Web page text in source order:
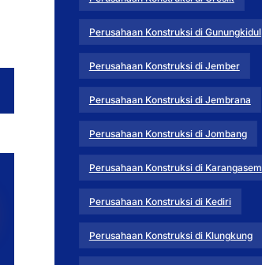
Perusahaan Konstruksi di Gunungkidul
Perusahaan Konstruksi di Jember
Perusahaan Konstruksi di Jembrana
Perusahaan Konstruksi di Jombang
Perusahaan Konstruksi di Karangasem
Perusahaan Konstruksi di Kediri
Perusahaan Konstruksi di Klungkung